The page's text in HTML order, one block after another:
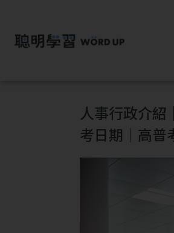
人事行政介紹
考日期｜高普